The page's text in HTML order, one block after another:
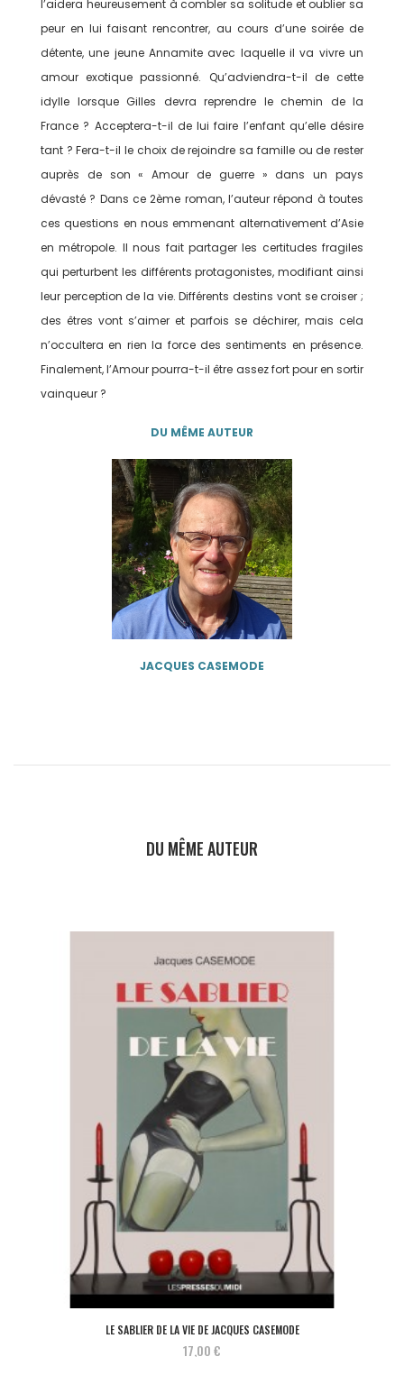
l’aidera heureusement à combler sa solitude et oublier sa
peur en lui faisant rencontrer, au cours d’une soirée de
détente, une jeune Annamite avec laquelle il va vivre un
amour exotique passionné. Qu’adviendra-t-il de cette
idylle lorsque Gilles devra reprendre le chemin de la
France ? Acceptera-t-il de lui faire l’enfant qu’elle désire
tant ? Fera-t-il le choix de rejoindre sa famille ou de rester
auprès de son « Amour de guerre » dans un pays
dévasté ? Dans ce 2ème roman, l’auteur répond à toutes
ces questions en nous emmenant alternativement d’Asie
en métropole. Il nous fait partager les certitudes fragiles
qui perturbent les différents protagonistes, modifiant ainsi
leur perception de la vie. Différents destins vont se croiser ;
des êtres vont s’aimer et parfois se déchirer, mais cela
n’occultera en rien la force des sentiments en présence.
Finalement, l’Amour pourra-t-il être assez fort pour en sortir
vainqueur ?
DU MÊME AUTEUR
JACQUES CASEMODE
DU MÊME AUTEUR
LE SABLIER DE LA VIE DE JACQUES CASEMODE
17,00 €